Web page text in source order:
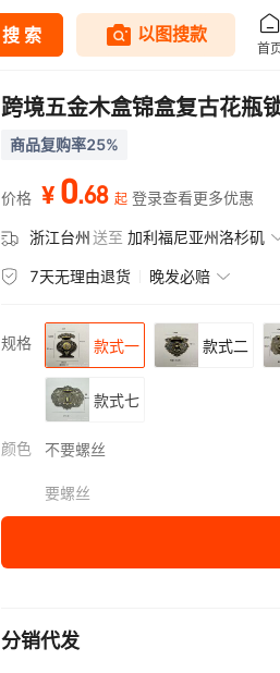
跨境五金木盒锦盒复古花瓶
商品复购率25%
价格 ¥ 0.68 起 登录查看更多优惠
浙江台州送至 加利福尼亚州洛杉矶
7天无理由退货 晚发必赔
规格 款式一 款式二
款式七
颜色 不要螺丝
要螺丝
分销代发